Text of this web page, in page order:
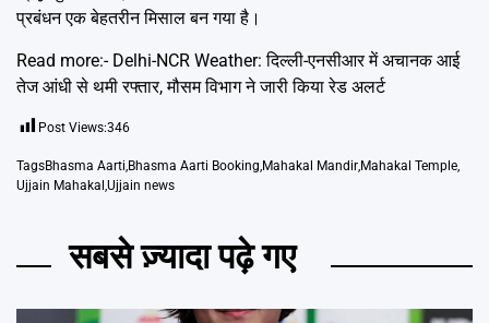
प्रबंधन एक बेहतरीन मिसाल बन गया है।
Read more:- Delhi-NCR Weather: दिल्ली-एनसीआर में अचानक आई
तेज आंधी से थमी रफ्तार, मौसम विभाग ने जारी किया रेड अलर्ट
Post Views:346
TagsBhasma Aarti,Bhasma Aarti Booking,Mahakal Mandir,Mahakal Temple,
Ujjain Mahakal ,Ujjain news
सबसे ज़्यादा पढ़े गए